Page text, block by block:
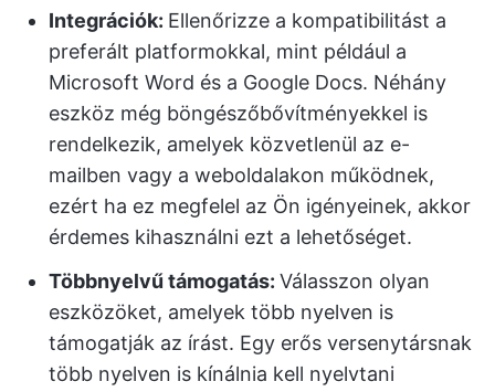
Integrációk: Ellenőrizze a kompatibilitást a
preferált platformokkal, mint például a
Microsoft Word és a Google Docs. Néhány
eszköz még böngészőbővítményekkel is
rendelkezik, amelyek közvetlenül az e-
mailben vagy a weboldalakon működnek,
ezért ha ez megfelel az Ön igényeinek, akkor
érdemes kihasználni ezt a lehetőséget.
Többnyelvű támogatás: Válasszon olyan
eszközöket, amelyek több nyelven is
támogatják az írást. Egy erős versenytársnak
több nyelven is kínálnia kell nyelvtani